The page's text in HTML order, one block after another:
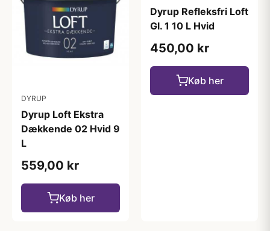
DYRUP
Dyrup Loft Ekstra
Dækkende 02 Hvid 9
L
559,00 kr
Køb her
Dyrup Refleksfri Loft
Gl. 1 10 L Hvid
450,00 kr
Køb her